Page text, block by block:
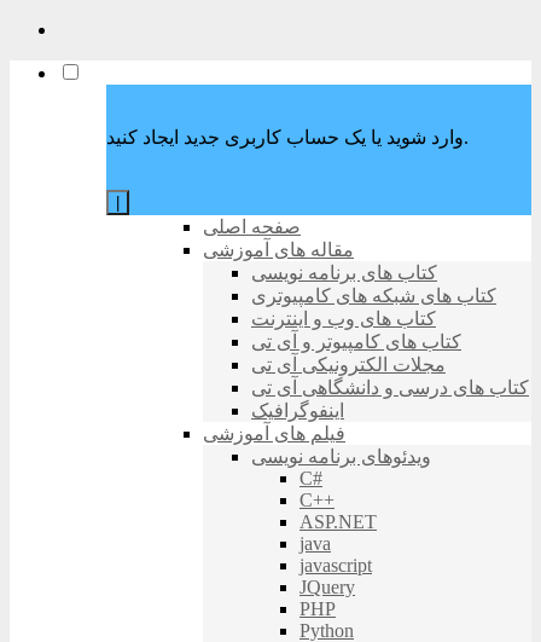
وارد شوید یا یک حساب کاربری جدید ایجاد کنید.
صفحه اصلی
مقاله های آموزشی
کتاب های برنامه نویسی
کتاب های شبکه های کامپیوتری
کتاب های وب و اینترنت
کتاب های کامپیوتر و آی تی
مجلات الکترونیکی آی تی
کتاب های درسی و دانشگاهی آی تی
اینفوگرافیک
فیلم های آموزشی
ویدئوهای برنامه نویسی
C#
C++
ASP.NET
java
javascript
JQuery
PHP
Python